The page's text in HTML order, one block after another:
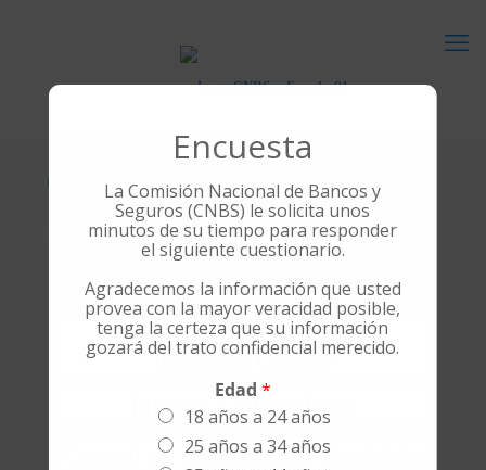
Contáctenos
Estamos capacitados para servirle
Si su consulta es para la Central de
Información Crediticia
Ingrese a este enlace:
Central de Información Crediticia
Encuesta
La Comisión Nacional de Bancos y
Seguros (CNBS) le solicita unos
minutos de su tiempo para responder
el siguiente cuestionario.
Agradecemos la información que usted
provea con la mayor veracidad posible,
tenga la certeza que su información
gozará del trato confidencial merecido.
Edad *
18 años a 24 años
25 años a 34 años